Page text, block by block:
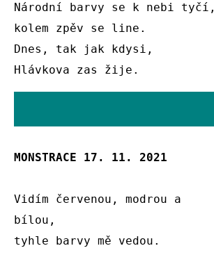
Národní barvy se k nebi tyčí,
kolem zpěv se line.
Dnes, tak jak kdysi,
Hlávkova zas žije.
MONSTRACE 17. 11. 2021
Vidím červenou, modrou a
bílou,
tyhle barvy mě vedou.